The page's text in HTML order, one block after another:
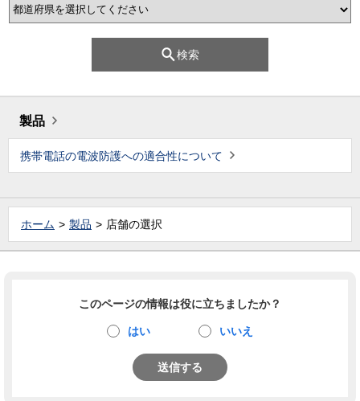
検索
製品
携帯電話の電波防護への適合性について
ホーム 製品 店舗の選択
このページの情報は役に立ちましたか？
はい いいえ
送信する